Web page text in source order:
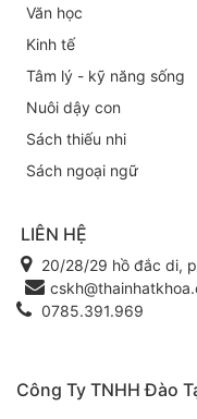
Công Ty TNHH Đào
Văn học
Kinh tế
Tâm lý - kỹ năng sống
Nuôi dậy con
Sách thiếu nhi
Sách ngoại ngữ
LIÊN HỆ
20/28/29 hồ đắc di,
0785.391.969